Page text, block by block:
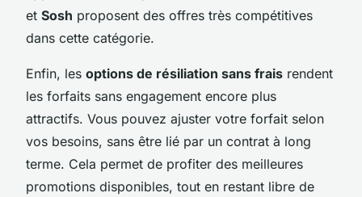
et Sosh proposent des offres très compétitives
dans cette catégorie.
Enfin, les options de résiliation sans frais rendent
les forfaits sans engagement encore plus
attractifs. Vous pouvez ajuster votre forfait selon
vos besoins, sans être lié par un contrat à long
terme. Cela permet de profiter des meilleures
promotions disponibles, tout en restant libre de